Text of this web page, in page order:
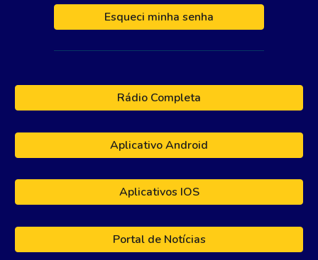
Esqueci minha senha
Rádio Completa
Aplicativo Android
Aplicativos IOS
Portal de Notícias